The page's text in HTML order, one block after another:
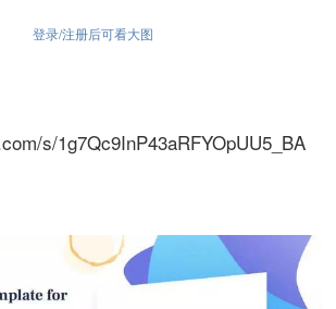
登录/注册后可看大图
s/1g7Qc9InP43aRFYOpUU5_BA